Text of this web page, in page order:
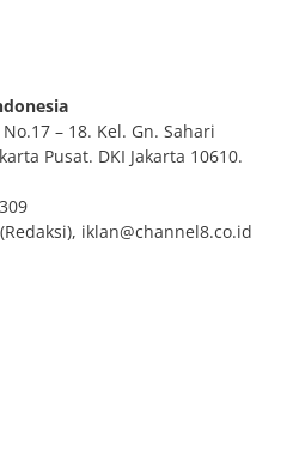
– 18. Kel. Gn. Sahari
Pusat. DKI Jakarta 10610.
(Redaksi), iklan@channel8.co.id